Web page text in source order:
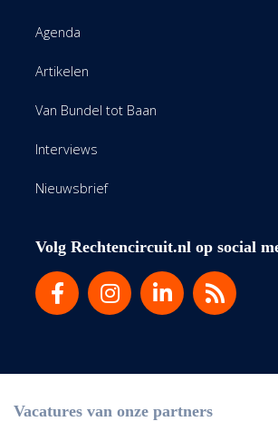
Agenda
Artikelen
Van Bundel tot Baan
Interviews
Nieuwsbrief
Volg Rechtencircuit.nl op social
Vacatures van onze partners